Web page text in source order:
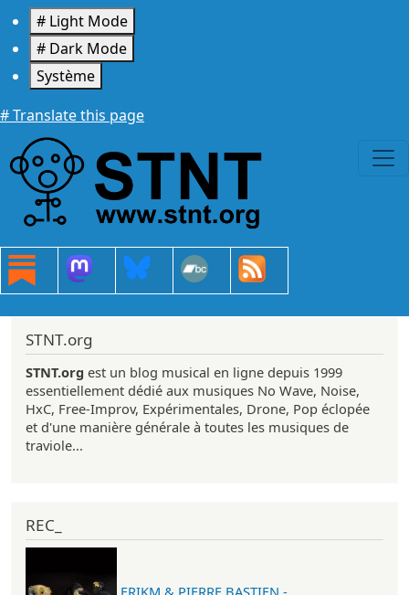
Aller au contenu principal
# Light Mode
# Dark Mode
Système
# Translate this page
STNT.org
STNT.org est un blog musical en ligne depuis 1999
essentiellement dédié aux musiques No Wave, Noise,
HxC, Free-Improv, Expérimentales, Drone, Pop éclopée
et d'une manière générale à toutes les musiques de
traviole...
REC_